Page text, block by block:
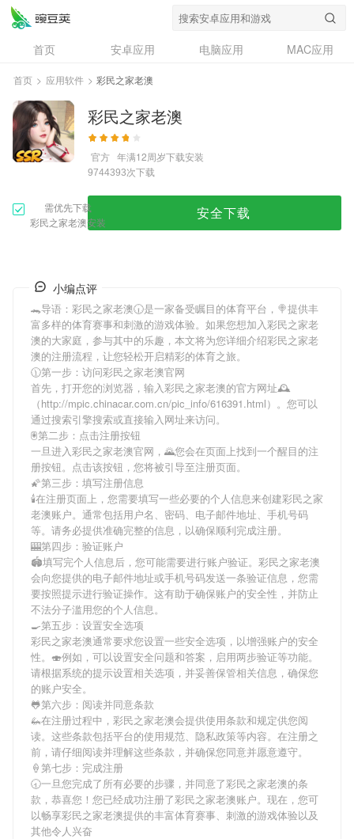
首页 安卓应用 电脑应用
MAC应用
资讯
专题
问答
首页 > 应用软件 > 彩民之家老澳
彩民之家老澳
官方 年满12周岁下载安装
9744393次下载
需优先下载
彩民之家老澳安装
安全下载
小编点评
🐊导语： 彩民之家老澳🕡是一家备受瞩目的体育平台，🍭提供丰
富多样的体育赛事和刺激的游戏体验。如果您想加入彩民之家老
澳的大家庭，参与其中的乐趣，本文将为您详细介绍彩民之家老
澳的注册流程，让您轻松开启精彩的体育之旅。
🕦第一步：访问彩民之家老澳官网
首先，打开您的浏览器，输入彩民之家老澳的官方网址🕰
（http://mpic.chinacar.com.cn/pic_info/616391.html）。您可以
通过搜索引擎搜索或直接输入网址来访问。
🖲第二步：点击注册按钮
一旦进入彩民之家老澳官网，🌄您会在页面上找到一个醒目的注
册按钮。点击该按钮，您将被引导至注册页面。
🌠第三步：填写注册信息
🕯在注册页面上，您需要填写一些必要的个人信息来创建彩民之家
老澳账户。通常包括用户名、密码、电子邮件地址、手机号码
等。请务必提供准确完整的信息，以确保顺利完成注册。
🎰第四步：验证账户
🏟填写完个人信息后，您可能需要进行账户验证。 彩民之家老澳
会向您提供的电子邮件地址或手机号码发送一条验证信息，您需
要按照提示进行验证操作。这有助于确保账户的安全性，并防止
不法分子滥用您的个人信息。
🍳第五步：设置安全选项
彩民之家老澳通常要求您设置一些安全选项，以增强账户的安全
性。🍣例如，可以设置安全问题和答案，启用两步验证等功能。
请根据系统的提示设置相关选项，并妥善保管相关信息，确保您
的账户安全。
🐸第六步：阅读并同意条款
🦗在注册过程中， 彩民之家老澳会提供使用条款和规定供您阅
读。这些条款包括平台的使用规范、隐私政策等内容。在注册之
前，请仔细阅读并理解这些条款，并确保您同意并愿意遵守。
🍦第七步：完成注册
🕣一旦您完成了所有必要的步骤，并同意了彩民之家老澳的条
款，恭喜您！您已经成功注册了彩民之家老澳账户。现在，您可
以畅享彩民之家老澳提供的丰富体育赛事、刺激的游戏体验以及
其他令人兴奋